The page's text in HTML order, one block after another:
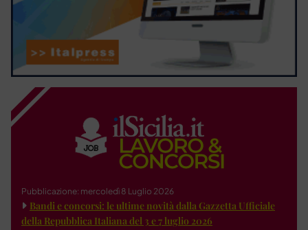
Pubblicazione: mercoledì 8 Luglio 2026
Bandi e concorsi: le ultime novità dalla Gazzetta Ufficiale
della Repubblica Italiana del 3 e 7 luglio 2026